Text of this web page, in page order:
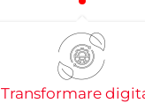
Transformare